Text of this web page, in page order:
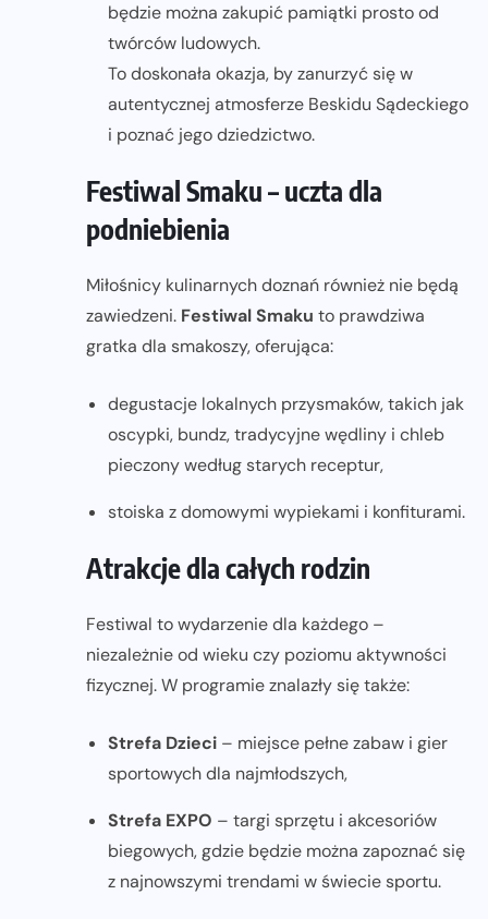
będzie można zakupić pamiątki prosto od
twórców ludowych.
To doskonała okazja, by zanurzyć się w
autentycznej atmosferze Beskidu Sądeckiego
i poznać jego dziedzictwo.
Festiwal Smaku – uczta dla
podniebienia
Miłośnicy kulinarnych doznań również nie będą
zawiedzeni. Festiwal Smaku to prawdziwa
gratka dla smakoszy, oferująca:
degustacje lokalnych przysmaków, takich jak
oscypki, bundz, tradycyjne wędliny i chleb
pieczony według starych receptur,
stoiska z domowymi wypiekami i konfiturami.
Atrakcje dla całych rodzin
Festiwal to wydarzenie dla każdego –
niezależnie od wieku czy poziomu aktywności
fizycznej. W programie znalazły się także:
Strefa Dzieci – miejsce pełne zabaw i gier
sportowych dla najmłodszych,
Strefa EXPO – targi sprzętu i akcesoriów
biegowych, gdzie będzie można zapoznać się
z najnowszymi trendami w świecie sportu.